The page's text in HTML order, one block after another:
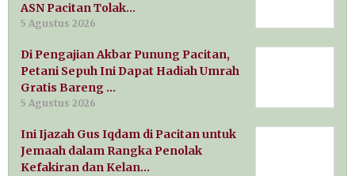
ASN Pacitan Tolak…
5 Agustus 2026
Di Pengajian Akbar Punung Pacitan,
Petani Sepuh Ini Dapat Hadiah Umrah
Gratis Bareng …
5 Agustus 2026
Ini Ijazah Gus Iqdam di Pacitan untuk
Jemaah dalam Rangka Penolak
Kefakiran dan Kelan…